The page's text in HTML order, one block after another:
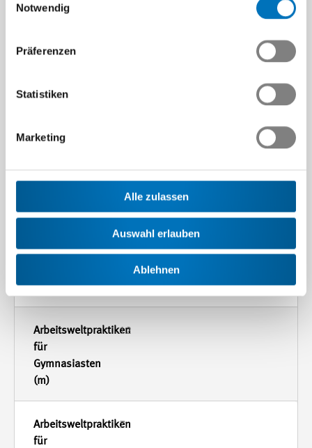
Notwendig
Präferenzen
Statistiken
Marketing
Alle zulassen
Auswahl erlauben
Ablehnen
16
1
12
7